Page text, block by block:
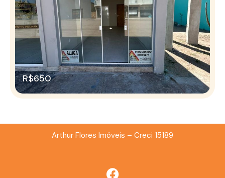
R$650
Arthur Flores Imóveis – Creci 15189